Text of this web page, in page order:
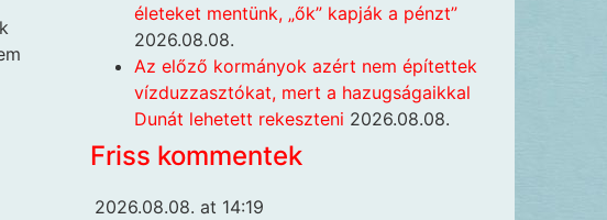
életeket mentünk, „ők” kapják a pénzt”
2026.08.08.
Az előző kormányok azért nem építettek
vízduzzasztókat, mert a hazugságaikkal
Dunát lehetett rekeszteni 2026.08.08.
Friss kommentek
2026.08.08. at 14:19